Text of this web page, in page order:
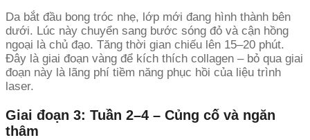
Da bắt đầu bong tróc nhẹ, lớp mới đang hình thành bên
dưới. Lúc này chuyển sang bước sóng đỏ và cận hồng
ngoại là chủ đạo. Tăng thời gian chiếu lên 15–20 phút.
Đây là giai đoạn vàng để kích thích collagen – bỏ qua giai
đoạn này là lãng phí tiềm năng phục hồi của liệu trình
laser.
Giai đoạn 3: Tuần 2–4 – Củng cố và ngăn
thâm